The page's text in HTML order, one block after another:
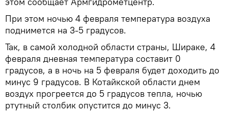
При этом ночью 4 февраля температура воздуха
поднимется на 3-5 градусов.
Так, в самой холодной области страны, Шираке, 4
февраля дневная температура составит 0
градусов, а в ночь на 5 февраля будет доходить до
минус 9 градусов. В Котайкской области днем
воздух прогреется до 5 градусов тепла, ночью
ртутный столбик опустится до минус 3.